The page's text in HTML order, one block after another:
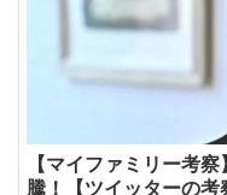
【マイファミリー考
騰！【ツイッターの考